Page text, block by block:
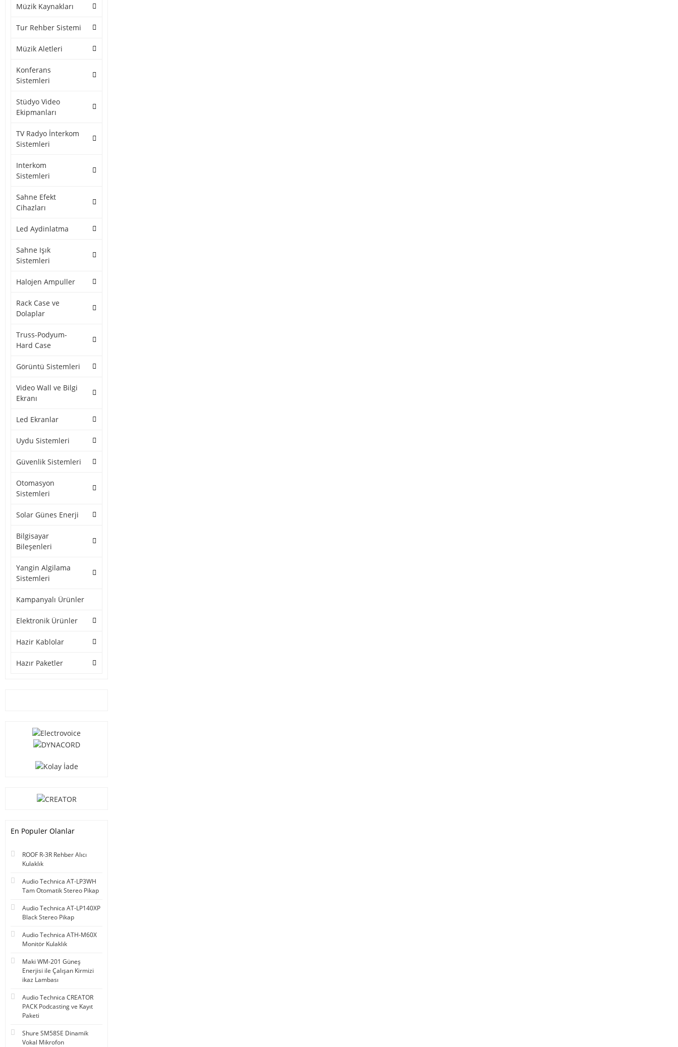
Müzik Kaynakları
Tur Rehber Sistemi
Müzik Aletleri
Konferans
Sistemleri
Stüdyo Video
Ekipmanları
TV Radyo İnterkom
Sistemleri
Interkom
Sistemleri
Sahne Efekt
Cihazları
Led Aydinlatma
Sahne Işık
Sistemleri
Halojen Ampuller
Rack Case ve
Dolaplar
Truss-Podyum-
Hard Case
Görüntü Sistemleri
Video Wall ve Bilgi
Ekranı
Led Ekranlar
Uydu Sistemleri
Güvenlik Sistemleri
Otomasyon
Sistemleri
Solar Günes Enerji
Bilgisayar
Bileşenleri
Yangin Algilama
Sistemleri
Kampanyalı Ürünler
Elektronik Ürünler
Hazir Kablolar
Hazır Paketler
En Populer Olanlar
ROOF R-3R Rehber Alıcı
Kulaklık
Audio Technica AT-LP3WH
Tam Otomatik Stereo Pikap
Audio Technica AT-LP140XP
Black Stereo Pikap
Audio Technica ATH-M60X
Monitör Kulaklık
Maki WM-201 Güneş
Enerjisi ile Çalışan Kirmizi
ikaz Lambası
Audio Technica CREATOR
PACK Podcasting ve Kayıt
Paketi
Shure SM58SE Dinamik
Vokal Mikrofon